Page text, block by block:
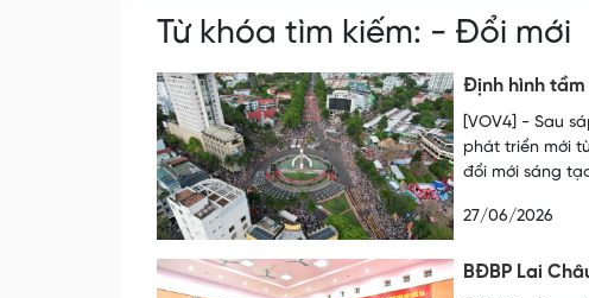
Từ khóa tìm kiếm: - Đổi mới
Định hình
[VOV4] - Sau
phát triển mới
đổi mới sáng
27/06/2026
BĐBP Lai